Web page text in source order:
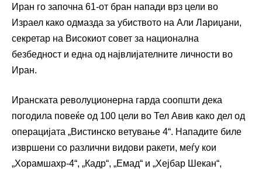
Иран го започна 61-от бран напади врз цели во
Израел како одмазда за убиството на Али Лариџани,
секретар на Високиот совет за национална
безбедност и една од највлијателните личности во
Иран.
Иранската револуционерна гарда соопшти дека
погодила повеќе од 100 цели во Тел Авив како дел од
операцијата „Вистинско ветување 4“. Нападите биле
извршени со различни видови ракети, меѓу кои
„Хорамшахр-4“, „Кадр“, „Емад“ и „Хејбар Шекан“,